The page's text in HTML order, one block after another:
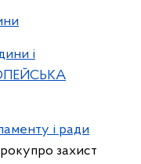
і
і ради
захист